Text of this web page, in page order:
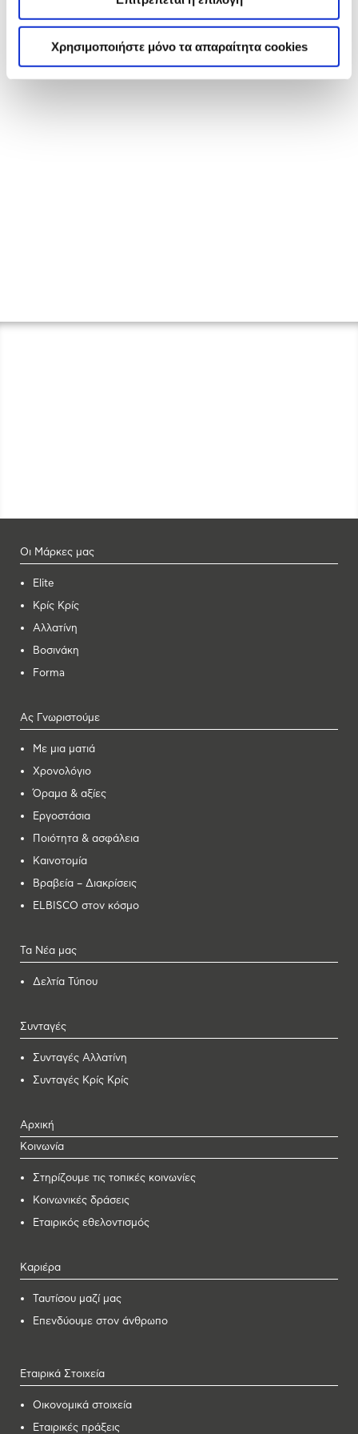
Χρησιμοποιήστε μόνο τα απαραίτητα cookies
Οι Μάρκες μας
Elite
Κρίς Κρίς
Αλλατίνη
Βοσινάκη
Forma
Ας Γνωριστούμε
Με μια ματιά
Χρονολόγιο
Όραμα & αξίες
Εργοστάσια
Ποιότητα & ασφάλεια
Καινοτομία
Βραβεία – Διακρίσεις
ELBISCO στον κόσμο
Τα Νέα μας
Δελτία Τύπου
Συνταγές
Συνταγές Αλλατίνη
Συνταγές Κρίς Κρίς
Αρχική
Κοινωνία
Στηρίζουμε τις τοπικές κοινωνίες
Κοινωνικές δράσεις
Εταιρικός εθελοντισμός
Καριέρα
Ταυτίσου μαζί μας
Επενδύουμε στον άνθρωπο
Εταιρικά Στοιχεία
Οικονομικά στοιχεία
Εταιρικές πράξεις